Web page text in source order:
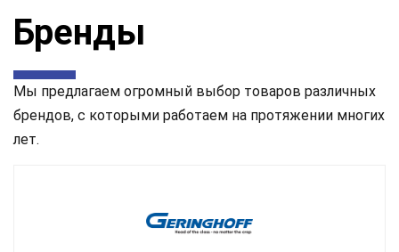
Бренды
Мы предлагаем огромный выбор товаров различных
брендов, с которыми работаем на протяжении многих
лет.